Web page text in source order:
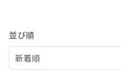
並び順